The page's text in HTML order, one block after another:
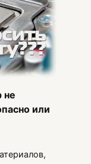
не
или